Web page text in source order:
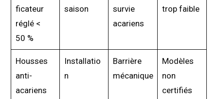
ficateur
réglé <
50 %
saison
survie
acariens
trop faible
Housses
anti-
acariens
Installatio
n
Barrière
mécanique
Modèles
non
certifiés